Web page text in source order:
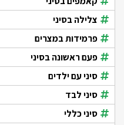
צלילה בסיני
פרמידות במצרים
פעם ראשונה בסיני
סיני עם ילדים
סיני לבד
סיני כללי